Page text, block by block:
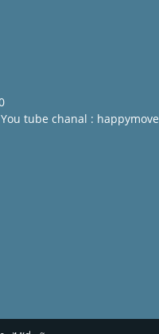
tube chanal : happymove